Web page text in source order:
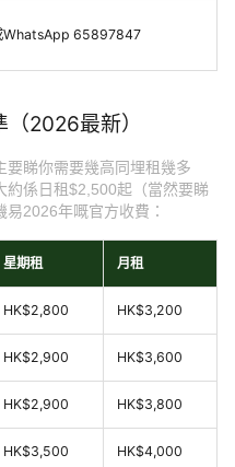
WhatsApp 65897847
2026最新）
要睇你需要幾高同埋租幾多
約係日租$2,500起（當然要睇
2026年嘅官方收費：
星期租 月租
HK$2,800 HK$3,200
HK$2,900 HK$3,600
HK$2,900 HK$3,800
HK$3,500 HK$4,000